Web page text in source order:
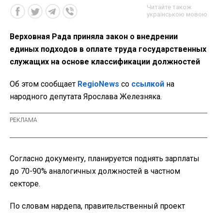
Читайте також
українською мовою
Верховная Рада приняла закон о внедрении
единых подходов в оплате труда государственных
служащих на основе классификации должностей
Об этом сообщает RegioNews со ссылкой на
народного депутата Ярослава Железняка.
Согласно документу, планируется поднять зарплаты
до 70-90% аналогичных должностей в частном
секторе.
По словам нардепа, правительственный проект